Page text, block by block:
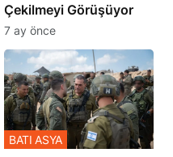
Çekilmeyi Görüşüyor
7 ay önce
BATI ASYA